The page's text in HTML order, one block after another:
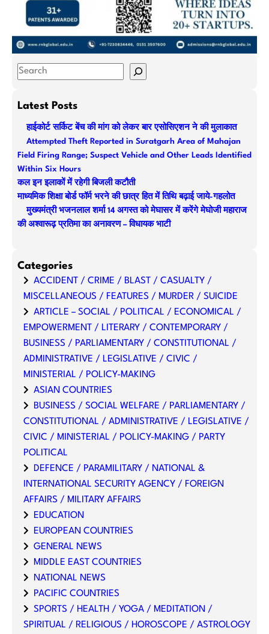
S
aLatest Posts
हाईकोर्ट सर्किट बेंच की मांग को लेकर बार एसोसिएशन ने की मुलाकात
Attempted Theft Reported in Suratgarh Area of Mahajan
Field Firing Range; Suspect Vehicle and Other Leads Identified
Within Six Hours
कल इन इलाकों में रहेगी बिजली कटौती
माध्यमिक शिक्षा बोर्ड फॉर्म भरने की छात्र हित में तिथि बढ़ाई जाये-गहलोत
मुख्यमंत्री भजनलाल शर्मा 14 अगस्त को मेघासर में करेंगे मेघोजी महाराज
की अश्वारूढ़ प्रतिमा का अनावरण – विधायक भाटी
Categories
ACCIDENT / CRIME / BLAST / CASUALTY /
MISCELLANEOUS / FEATURES / MURDER / SUICIDE
ARTICLE – SOCIAL / POLITICAL / ECONOMICAL /
EMPOWERMENT / LITERARY / CONTEMPORARY /
BUSINESS / PARLIAMENTARY / CONSTITUTIONAL /
ADMINISTRATIVE / LEGISLATIVE / CIVIC /
MINISTERIAL / POLICY-MAKING
ASIAN COUNTRIES
BUSINESS / SOCIAL WELFARE / PARLIAMENTARY /
CONSTITUTIONAL / ADMINISTRATIVE / LEGISLATIVE /
CIVIC / MINISTERIAL / POLICY-MAKING / PARTY
POLITICAL
DEFENCE / PARAMILITARY / NATIONAL &
INTERNATIONAL SECURITY AGENCY / FOREIGN
AFFAIRS / MILITARY AFFAIRS
EDUCATION
EUROPEAN COUNTRIES
GENERAL NEWS
MIDDLE EAST COUNTRIES
NATIONAL NEWS
PACIFIC COUNTRIES
SPORTS / HEALTH / YOGA / MEDITATION /
SPIRITUAL / RELIGIOUS / HOROSCOPE / ASTROLOGY